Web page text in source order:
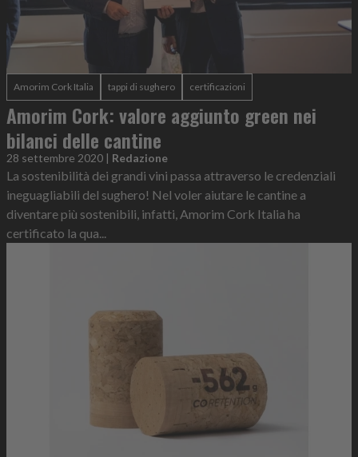
Amorim Cork Italia tappi di sughero certificazioni
Amorim Cork: valore aggiunto green nei
bilanci delle cantine
28 settembre 2020 | Redazione
La sostenibilità dei grandi vini passa attraverso le credenziali
ineguagliabili del sughero! Nel voler aiutare le cantine a
diventare più sostenibili, infatti, Amorim Cork Italia ha
certificato la qua...